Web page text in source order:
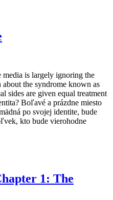
is largely ignoring the
the syndrome known as
sides are given equal treatment
Boľavé a prázdne miesto
po svojej identite, bude
kto bude vierohodne
1: The